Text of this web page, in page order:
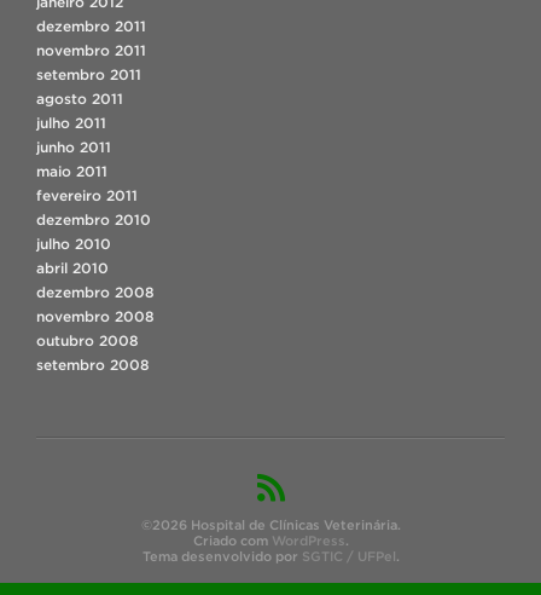
dezembro 2011
novembro 2011
setembro 2011
agosto 2011
julho 2011
junho 2011
maio 2011
fevereiro 2011
dezembro 2010
julho 2010
abril 2010
dezembro 2008
novembro 2008
outubro 2008
setembro 2008
©2026 Hospital de Clínicas Veterinária.
Criado com WordPress.
Tema desenvolvido por SGTIC / UFPel .